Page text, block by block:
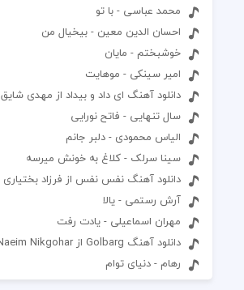
محمد عباسی - با تو
احسان الدین معین - بیخیال من
خوشبختم - مایان
امیر سینکی - موهایت
دانلود آهنگ ای داد و بیداد از مهدی شایق
سال تنهایی - فاتح نورایی
الیاس محمودی - دلبر جانم
سینا سرلک - کلاغ به خونش میرسه
دانلود آهنگ نفس نفس از فرزاد بختیاری
آرش رستمی - یالا
مهران اسماعیلی - یادت رفت
دانلود آهنگ Golbarg از Naeim Nikgohar
رهام - دنیای توام